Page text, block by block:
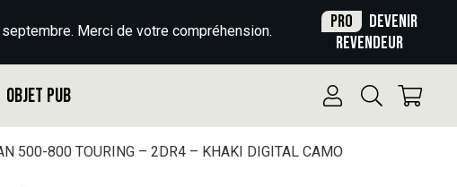
Merci de votre compréhension. Pro
Devenir
revendeur
Objet Pub
500-800 TOURING – 2DR4 – KHAKI DIGITAL CAMO